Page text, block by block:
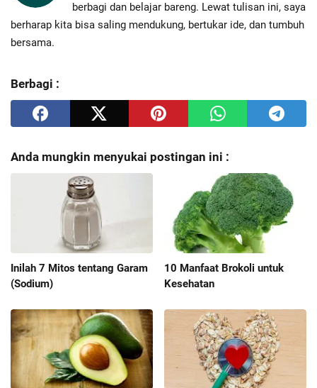
berbagi dan belajar bareng. Lewat tulisan ini, saya
berharap kita bisa saling mendukung, bertukar ide, dan tumbuh
bersama.
Berbagi :
Anda mungkin menyukai postingan ini :
Inilah 7 Mitos tentang Garam
(Sodium)
10 Manfaat Brokoli untuk
Kesehatan